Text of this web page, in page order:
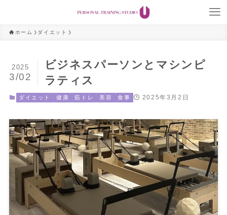
ホーム ダイエット
ビジネスパーソンとマシンピ
ラティス
2025
3/02
ダイエット 健康 筋トレ 美容 食事 2025年3月2日